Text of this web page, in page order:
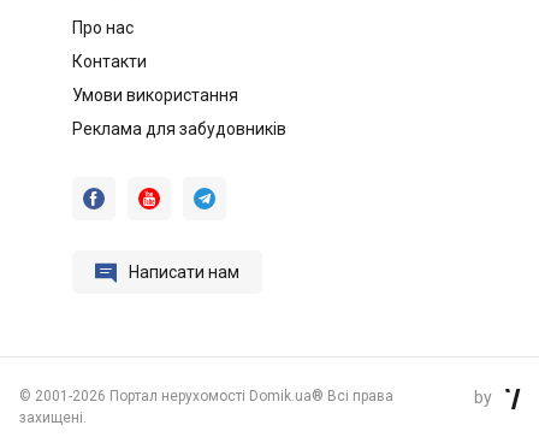
Про нас
Контакти
Умови використання
Реклама для забудовників
  
 Написати нам
© 2001-2026 Портал нерухомості Domik.ua® Всі права
захищені.
by 